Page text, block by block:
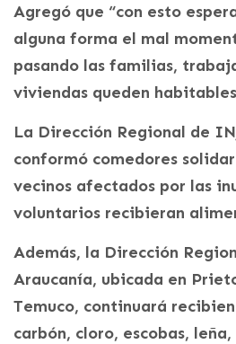
Agregó que “con esto
alguna forma el mal
pasando las familias,
viviendas queden
La Dirección Regional de
conformó comedores
vecinos afectados por las
voluntarios recibieran
Además, la Dirección
Araucanía, ubicada en
Temuco, continuará
carbón, cloro, escobas,